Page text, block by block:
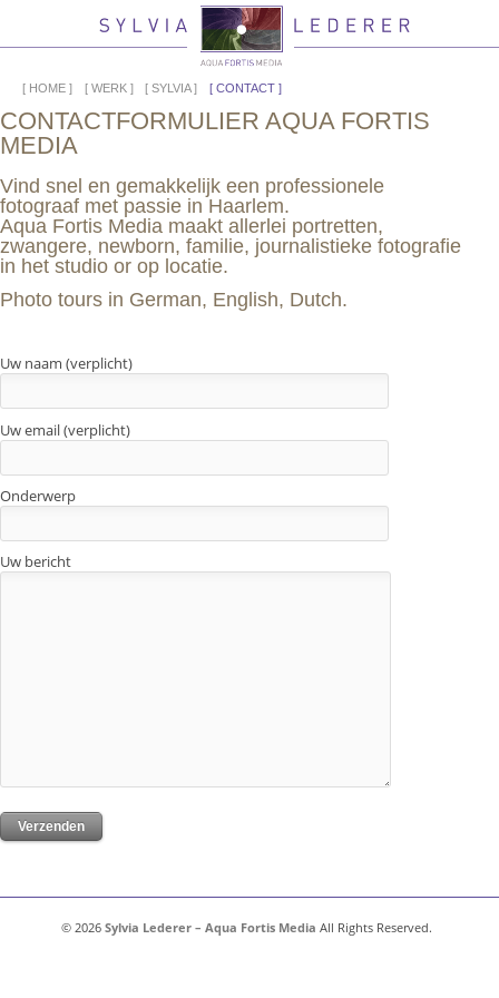
HOME WERK SYLVIA CONTACT
CONTACTFORMULIER AQUA FORTIS
MEDIA
Vind snel en gemakkelijk een professionele
fotograaf met passie in Haarlem.
Aqua Fortis Media maakt allerlei portretten,
zwangere, newborn, familie, journalistieke fotografie
in het studio or op locatie.
Photo tours in German, English, Dutch.
Uw naam (verplicht)
Uw email (verplicht)
Onderwerp
Uw bericht
© 2026Sylvia Lederer – Aqua Fortis Media All Rights Reserved.